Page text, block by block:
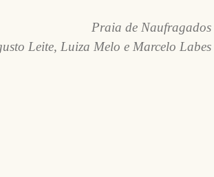
Praia de Naufragados